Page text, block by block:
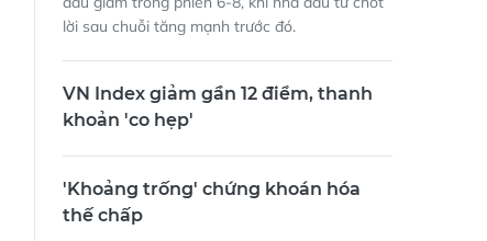
lời sau chuỗi tăng mạnh trước đó.
VN Index giảm gần 12 điểm, thanh
khoản 'co hẹp'
'Khoảng trống' chứng khoán hóa
thế chấp